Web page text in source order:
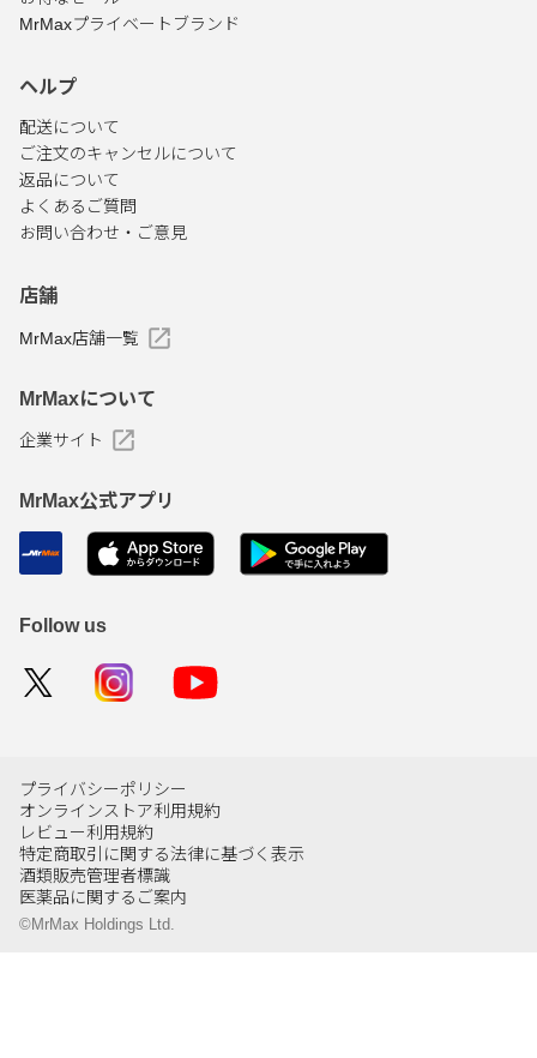
MrMaxプライベートブランド
ヘルプ
配送について
ご注文のキャンセルについて
返品について
よくあるご質問
お問い合わせ・ご意見
店舗
MrMax店舗一覧
MrMaxについて
企業サイト
MrMax公式アプリ
Follow us
プライバシーポリシー
オンラインストア利用規約
レビュー利用規約
特定商取引に関する法律に基づく表示
酒類販売管理者標識
医薬品に関するご案内
©MrMax Holdings Ltd.